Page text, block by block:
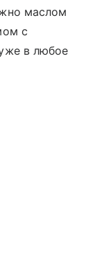
маслом
с
в любое